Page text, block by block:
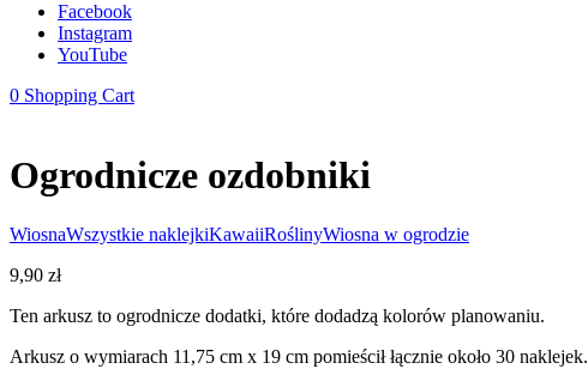
Facebook
Instagram
YouTube
0 Shopping Cart
Ogrodnicze ozdobniki
WiosnaWszystkie naklejkiKawaiiRoślinyWiosna w ogrodzie
9,90 zł
Ten arkusz to ogrodnicze dodatki, które dodadzą kolorów planowaniu.
Arkusz o wymiarach 11,75 cm x 19 cm pomieścił łącznie około 30 naklejek.